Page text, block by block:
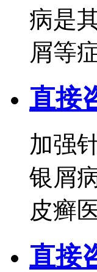
病是
屑等
直接
加强
银屑
皮癣
直接